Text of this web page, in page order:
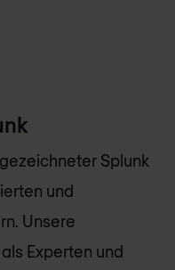
Splunk
und
Unsere
Experten und